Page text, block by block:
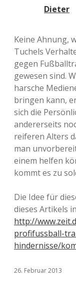
Dieter
Keine Ahnung,
Tuchels
gegen
gewesen sind.
harsche
bringen kann,
sich die
andererseits
reiferen Alters
man
einem helfen
kommt es zu
Die Idee für
dieses Artikels
http://
profifussball-
hindernisse/
26. Februar 2013